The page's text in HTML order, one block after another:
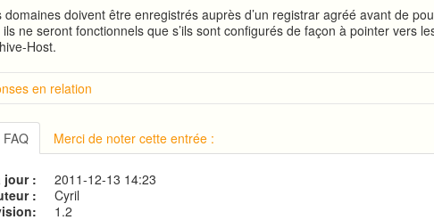
doivent être enregistrés auprès d’un registrar agréé avant de
ne seront fonctionnels que s’ils sont configurés de façon à pointer vers
Host.
en relation
cPanel
de passe d'accès à cPanel
de données MySQL
Merci de noter cette entrée :
jour :
2011-12-13 14:23
:
Cyril
1.2